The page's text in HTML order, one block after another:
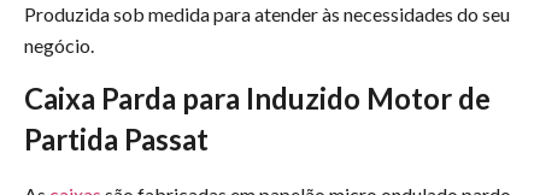
Produzida sob medida para atender às necessidades do seu
negócio.
Caixa Parda para Induzido Motor de
Partida Passat